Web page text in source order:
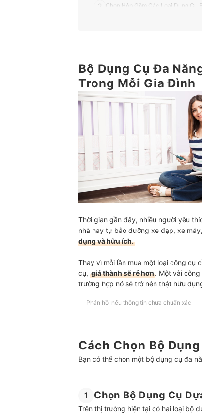
2 Chọn Hộp Gồm Các Loại Dụng Cụ
Một Số Dụng Cụ DIY Khác
Bộ Dụng Cụ Đa
Trong Mỗi Gia Đình
Thời gian gần đây, nhiều người yêu
nhà hay tự bảo dưỡng xe đạp, xe
dụng và hữu ích.
Thay vì mỗi lần mua một loại công cụ
cụ, giá thành sẽ rẻ hơn. Một vài
trường hợp nó sẽ trở nên thật hữu
Phản hồi nếu thông tin chưa chuẩn xác
Cách Chọn Bộ
Bạn có thể chọn một bộ dụng cụ đa
1 Chọn Bộ Dụng Cụ
Trên thị trường hiện tại có hai loại bộ